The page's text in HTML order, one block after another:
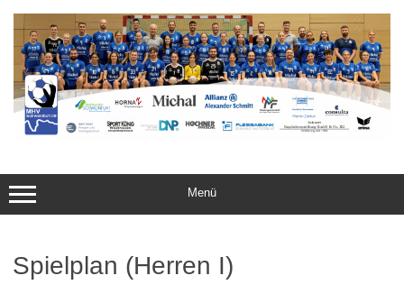
Inhalt
springen
Menü
Spielplan (Herren I)